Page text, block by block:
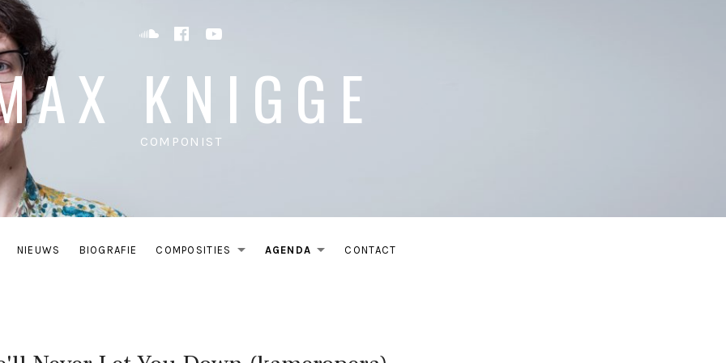
KNIGGE
COMPONIST
NIEUWS BIOGRAFIE COMPOSITIES AGENDA CONTACT
Soundcloud
Facebook